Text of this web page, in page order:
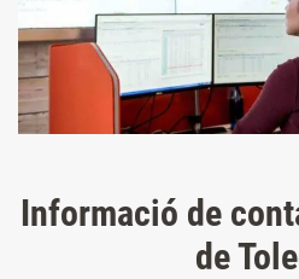
Informació de
de